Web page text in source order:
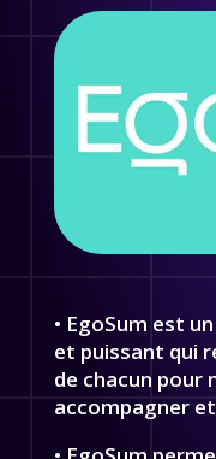
• EgoSum est un
et puissant qui
de chacun pour
accompagner